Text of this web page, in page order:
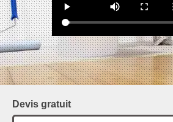
Devis gratuit